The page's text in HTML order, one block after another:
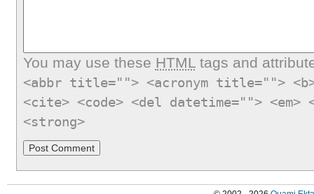
You may use these HTMLtags and
<abbr title=""> <acronym title="">
<cite> <code> <del datetime="">
<strong>